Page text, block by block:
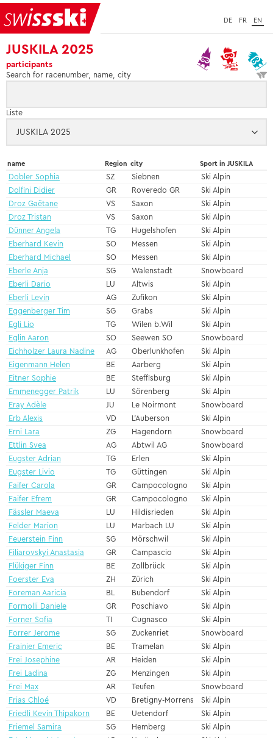
DE FR EN
JUSKILA 2025
participants
Search for racenumber, name, city
Liste
name Region city Sport in JUSKILA
Dobler Sophia SZ Siebnen
Ski Alpin
Dolfini Didier
GR Roveredo GR
Ski Alpin
Droz Gaëtane
VS Saxon
Ski Alpin
Droz Tristan
VS Saxon
Ski Alpin
Dünner Angela
TG Hugelshofen
Ski Alpin
Eberhard Kevin
SO Messen
Ski Alpin
Eberhard Michael
SO Messen
Ski Alpin
Eberle Anja
SG Walenstadt
Snowboard
Eberli Dario
LU Altwis
Ski Alpin
Eberli Levin
AG Zufikon
Ski Alpin
Eggenberger Tim
SG Grabs
Ski Alpin
Egli Lio
TG Wilen b.Wil
Ski Alpin
Eglin Aaron
SO Seewen SO
Snowboard
Eichholzer Laura Nadine
AG Oberlunkhofen
Ski Alpin
Eigenmann Helen
BE Aarberg
Ski Alpin
Eitner Sophie
BE Steffisburg
Ski Alpin
Emmenegger Patrik
LU Sörenberg
Ski Alpin
Eray Adèle
JU Le Noirmont
Snowboard
Erb Alexis
VD L'Auberson
Ski Alpin
Erni Lara
ZG Hagendorn
Snowboard
Ettlin Svea
AG Abtwil AG
Snowboard
Eugster Adrian
TG Erlen
Ski Alpin
Eugster Livio
TG Güttingen
Ski Alpin
Faifer Carola
GR Campocologno
Ski Alpin
Faifer Efrem
GR Campocologno
Ski Alpin
Fässler Maeva
LU Hildisrieden
Ski Alpin
Felder Marion
LU Marbach LU
Ski Alpin
Feuerstein Finn
SG Mörschwil
Ski Alpin
Filiarovskyi Anastasia
GR Campascio
Ski Alpin
Flükiger Finn
BE Zollbrück
Ski Alpin
Foerster Eva
ZH Zürich
Ski Alpin
Foreman Aaricia
BL Bubendorf
Ski Alpin
Formolli Daniele
GR Poschiavo
Ski Alpin
Forner Sofia
TI Cugnasco
Ski Alpin
Forrer Jerome
SG Zuckenriet
Snowboard
Frainier Emeric
BE Tramelan
Ski Alpin
Frei Josephine
AR Heiden
Ski Alpin
Frei Ladina
ZG Menzingen
Ski Alpin
Frei Max
AR Teufen
Snowboard
Frias Chloé
VD Bretigny-Morrens
Ski Alpin
Friedli Kevin Thipakorn
BE Uetendorf
Ski Alpin
Friemel Samira
SG Hemberg
Ski Alpin